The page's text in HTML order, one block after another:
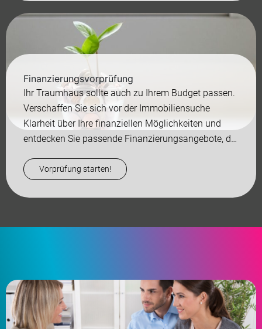
Finanzierungsvorprüfung
Ihr Traumhaus sollte auch zu Ihrem Budget passen.
Verschaffen Sie sich vor der Immobiliensuche
Klarheit über Ihre finanziellen Möglichkeiten und
entdecken Sie passende Finanzierungsangebote, die
Vorprüfung starten!